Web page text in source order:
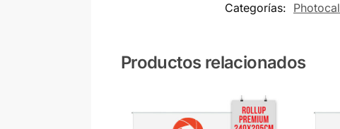
Categorías:
Productos relacionados